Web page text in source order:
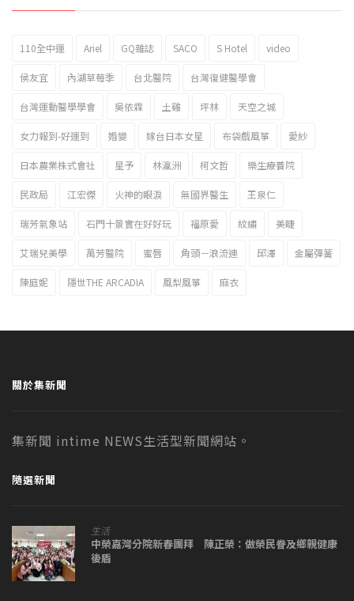
2023新北市北海岸國際風箏節「風在石起」霸氣回歸
110全中運 Ariel GQ雜誌 SACO S Hotel video
侯友宜 內湖草莓季 台北醫院 台灣復健醫學會
台灣運動醫學學會 吳依霖 土雞 坪林 天空之城
女力報到-好運到 婚變 嫁台日本女星 布袋戲風箏 愛紗
日本農業株式會社 星予 林瀛洲 柯文哲 樂生療養院
民政局 江宏傑 火神的眼淚 無國界醫生 王泉仁
瑞芳氣象站 石門十景實在好好玩 福原愛 紋繡 美睫
艾瑞兒美學 萬芳醫院 蜜唇 角頭－浪流連 邱澤 金屬彈簧
陳庭妮 隱世THE ARCADIA 風梨風箏 麻衣
關於集新聞
集新聞 intime NEWS生活型新聞網站。
隨選新聞
生活
中榮嘉灣分院新春團拜 陳正榮：做榮民眷及鄉親健康
後盾